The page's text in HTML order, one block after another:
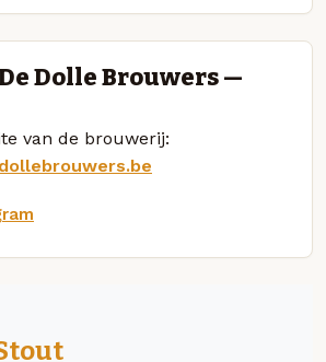
Dolle Brouwers —
van de brouwerij: